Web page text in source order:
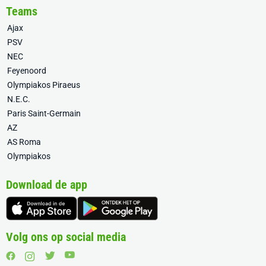
Teams
Ajax
PSV
NEC
Feyenoord
Olympiakos Piraeus
N.E.C.
Paris Saint-Germain
AZ
AS Roma
Olympiakos
Download de app
Volg ons op social media